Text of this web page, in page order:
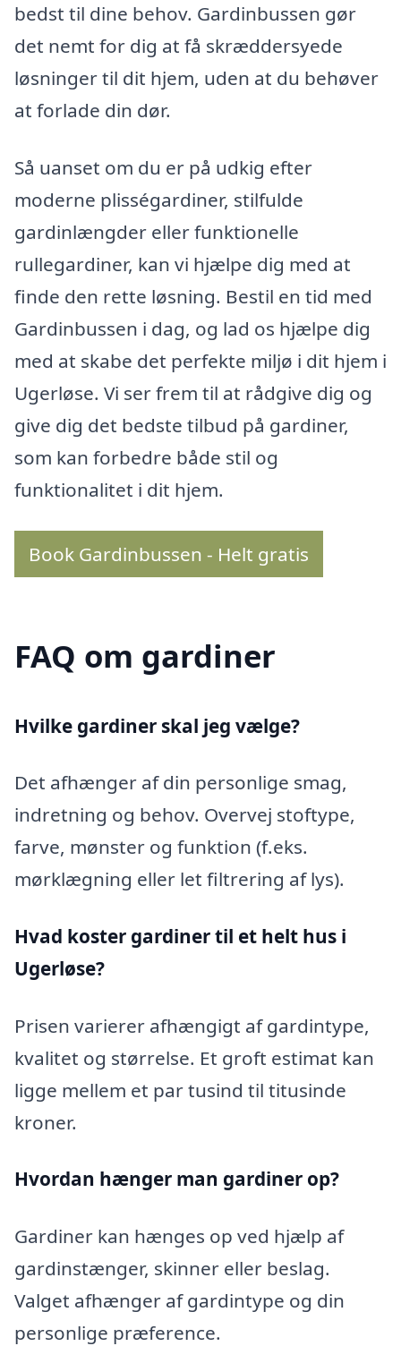
bedst til dine behov. Gardinbussen gør
det nemt for dig at få skræddersyede
løsninger til dit hjem, uden at du behøver
at forlade din dør.
Så uanset om du er på udkig efter
moderne plisségardiner, stilfulde
gardinlængder eller funktionelle
rullegardiner, kan vi hjælpe dig med at
finde den rette løsning. Bestil en tid med
Gardinbussen i dag, og lad os hjælpe dig
med at skabe det perfekte miljø i dit hjem i
Ugerløse. Vi ser frem til at rådgive dig og
give dig det bedste tilbud på gardiner,
som kan forbedre både stil og
funktionalitet i dit hjem.
Book Gardinbussen - Helt gratis
FAQ om gardiner
Hvilke gardiner skal jeg vælge?
Det afhænger af din personlige smag,
indretning og behov. Overvej stoftype,
farve, mønster og funktion (f.eks.
mørklægning eller let filtrering af lys).
Hvad koster gardiner til et helt hus i
Ugerløse?
Prisen varierer afhængigt af gardintype,
kvalitet og størrelse. Et groft estimat kan
ligge mellem et par tusind til titusinde
kroner.
Hvordan hænger man gardiner op?
Gardiner kan hænges op ved hjælp af
gardinstænger, skinner eller beslag.
Valget afhænger af gardintype og din
personlige præference.